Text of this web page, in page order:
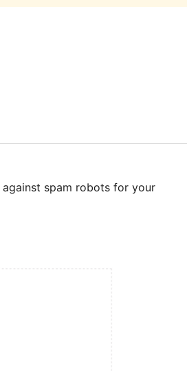
spam robots for your